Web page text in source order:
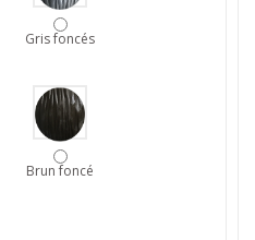
Gris foncés
Brun foncé